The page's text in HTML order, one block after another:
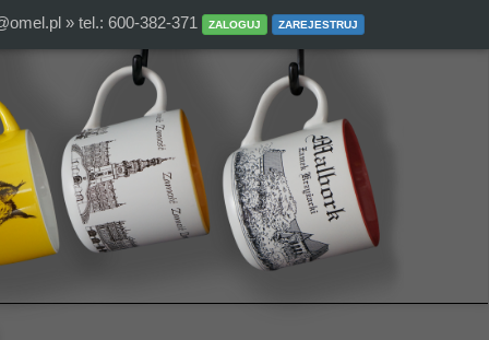
» tel.: 600-382-371 ZALOGUJ ZAREJESTRUJ